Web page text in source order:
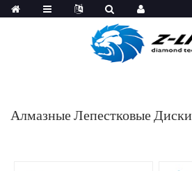
Алмазные Лепестковые Диски